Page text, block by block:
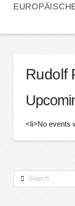
Rudolf
<li>No events
Search